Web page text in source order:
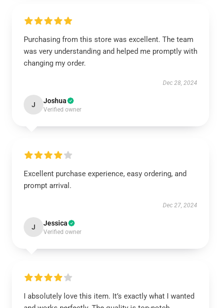
Purchasing from this store was excellent. The team
was very understanding and helped me promptly with
changing my order.
Dec 28, 2024
J Joshua
Verified owner
Excellent purchase experience, easy ordering, and
prompt arrival.
Dec 27, 2024
J Jessica
Verified owner
I absolutely love this item. It’s exactly what I wanted